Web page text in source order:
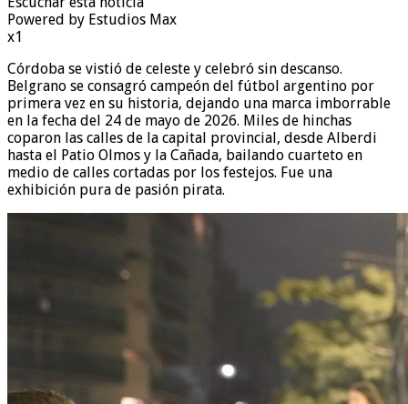
Powered by Estudios Max
x1
Córdoba se vistió de celeste y celebró sin descanso.
Belgrano se consagró campeón del fútbol argentino por
primera vez en su historia, dejando una marca imborrable
en la fecha del 24 de mayo de 2026. Miles de hinchas
coparon las calles de la capital provincial, desde Alberdi
hasta el Patio Olmos y la Cañada, bailando cuarteto en
medio de calles cortadas por los festejos. Fue una
exhibición pura de pasión pirata.